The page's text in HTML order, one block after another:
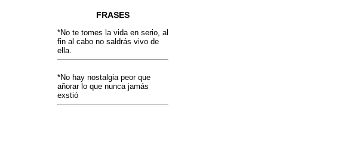
FRASES
*No te tomes la vida en serio, al
fin al cabo no saldrás vivo de
ella.
*No hay nostalgia peor que
añorar lo que nunca jamás
exstió